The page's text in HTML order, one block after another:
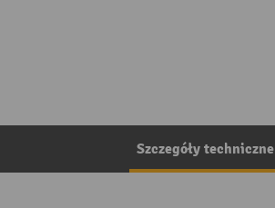
Szczegóły techniczne